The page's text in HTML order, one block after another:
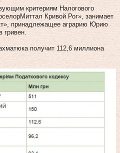
критериям Налогового
Кривой Рог», занимает
принадлежащее аграрию Юрию
получит 112,6 миллиона